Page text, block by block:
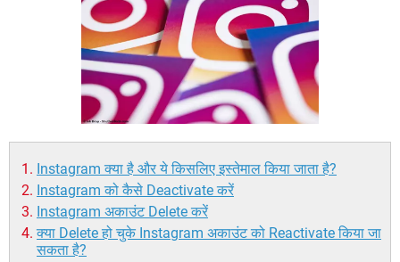
Instagram क्या है और ये किसलिए इस्तेमाल किया जाता है?
Instagram को कैसे Deactivate करें
Instagram अकाउंट Delete करें
क्या Delete हो चुके Instagram अकाउंट को Reactivate किया जा
सकता है?